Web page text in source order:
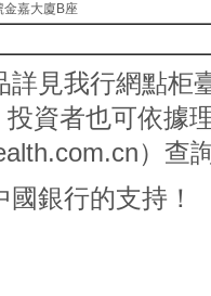
金嘉大廈B座
詳見我行網點柜
資者也可依據
）查
銀行的支持！